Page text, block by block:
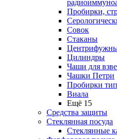
Пробирки,
Совок
Стаканы
Цилиндры
Чаши для
Чашки Петри
Пробирки
Виала
Ещё 15
Средства защиты
Стеклянная посуда
Стеклянные